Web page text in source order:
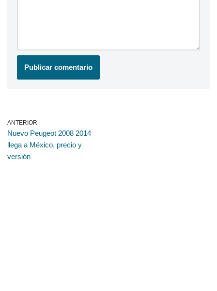
ANTERIOR
Nuevo Peugeot 2008 2014
llega a México, precio y
versión